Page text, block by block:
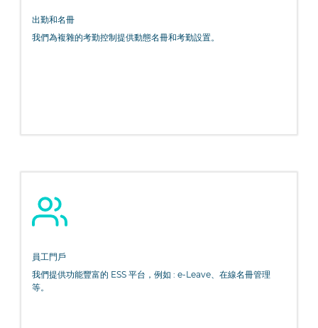
出勤和名冊
我們為複雜的考勤控制提供動態名冊和考勤設置。
員工門戶
我們提供功能豐富的 ESS 平台，例如 : e-Leave、在線名冊管理
等。